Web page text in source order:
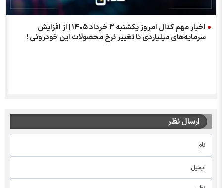
اخبار مهم کدال امروز یکشنبه ۳ خرداد ۱۴۰۵ | از افزایش
سرمایه‌های میلیاردی تا تغییر نرخ محصولات این خودروئی !
ارسال نظر